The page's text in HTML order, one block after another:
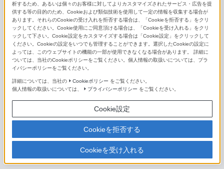
E 70-350mm F4.5-6.3 G OSS
単焦点レンズ（Eマウント用）
FE 14mm F1.8 GM
FE 16mm F1.8 G
FE 20mm F1.8 G
析するため、あるいは個々のお客様に対してよりカスタマイズされたサービス・広告を提
供する等の目的のため、Cookieおよび類似技術を使用して一定の情報を収集する場合が
あります。それらのCookieの受け入れを拒否する場合は、「Cookieを拒否する」をクリ
ックしてください。Cookie使用にご同意頂ける場合は、「Cookieを受け入れる」をクリ
ックして下さい。Cookie設定をカスタマイズする場合は「Cookie設定」をクリックして
ください。Cookieの設定をいつでも管理することができます。選択したCookieの設定に
よっては、このウェブサイトの機能の一部が使用できなくなる場合があります。 詳細に
ついては、当社のCookieポリシーをご覧ください。個人情報の取扱いについては、プラ
イバシーポリシーをご覧ください。
詳細については、当社の Cookieポリシー をご覧ください。
個人情報の取扱いについては、
プライバシーポリシー をご覧ください。
Cookie設定
Cookieを拒否する
Cookieを受け入れる